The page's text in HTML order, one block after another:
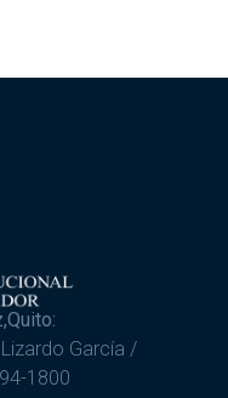
García /
1800